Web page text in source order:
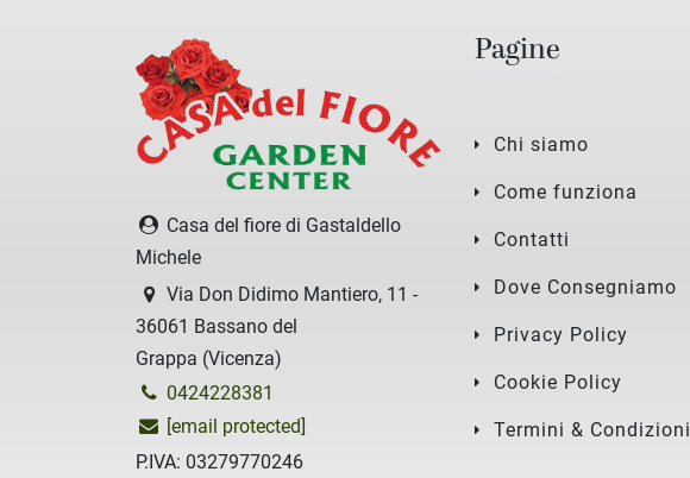
Casa del fiore di Gastaldello
Michele
Via Don Didimo Mantiero, 11 -
36061 Bassano del
Grappa (Vicenza)
0424228381
[email protected]
P.IVA: 03279770246
Pagine
Chi siamo
Come funziona
Contatti
Dove Consegniamo
Privacy Policy
Cookie Policy
Termini & Condizioni